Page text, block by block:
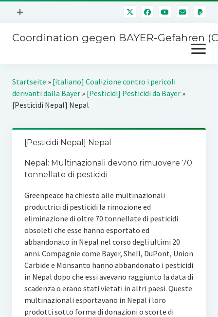
Menü
+
Mitmachen
Über uns
Kontakt
Impressum
Störfälle
Coordination gegen BAYER-Gefahren
Menü
öffnen
Kampagnen
BAYER-Hauptversammlungen
Jahrestagung
SPENDEN
Startseite » [italiano] Coalizione contro i pericoli
derivanti dalla Bayer» [Pesticidi] Pesticidi da Bayer»
[Pesticidi Nepal] Nepal
[Pesticidi Nepal] Nepal
Nepal: Multinazionali devono rimuovere 70
tonnellate di pesticidi
Greenpeace ha chiesto alle multinazionali
produttrici di pesticidi la rimozione ed
eliminazione di oltre 70 tonnellate di pesticidi
obsoleti che esse hanno esportato ed
abbandonato in Nepal nel corso degli ultimi 20
anni. Compagnie come Bayer, Shell, DuPont, Union
Carbide e Monsanto hanno abbandonato i pesticidi
in Nepal dopo che essi avevano raggiunto la data di
scadenza o erano stati vietati in altri paesi. Queste
multinazionali esportavano in Nepal i loro
prodotti sotto forma di donazioni o scorte di